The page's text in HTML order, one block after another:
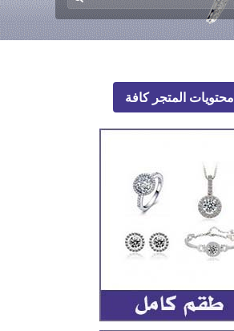
محتويات المتجر كافة